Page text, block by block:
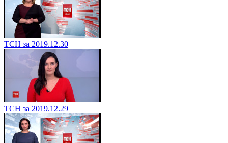
ТСН за 2019.12.30
ТСН за 2019.12.29